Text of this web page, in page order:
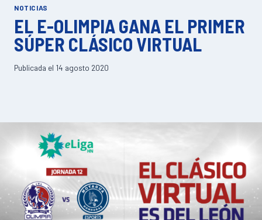
NOTICIAS
EL E-OLIMPIA GANA EL PRIMER
SÚPER CLÁSICO VIRTUAL
Publicada el 14 agosto 2020